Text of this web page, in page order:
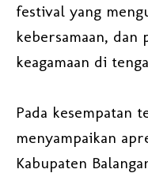
festival yang
kebersamaan,
keagamaan di
Pada kesempatan
menyampaikan
Kabupaten